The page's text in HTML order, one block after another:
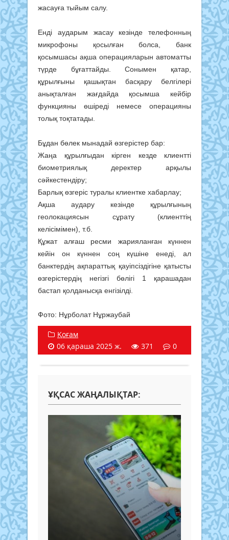
жасауға тыйым салу.
Енді аударым жасау кезінде телефонның
микрофоны қосылған болса, банк
қосымшасы ақша операцияларын автоматты
түрде бұғаттайды. Сонымен қатар,
құрылғыны қашықтан басқару белгілері
анықталған жағдайда қосымша кейбір
функцияны өшіреді немесе операцияны
толық тоқтатады.
Бұдан бөлек мынадай өзгерістер бар:
Жаңа құрылғыдан кірген кезде клиентті
биометриялық деректер арқылы
сәйкестендіру;
Барлық өзгеріс туралы клиентке хабарлау;
Ақша аудару кезінде құрылғының
геолокациясын сұрату (клиенттің
келісімімен), т.б.
Құжат алғаш ресми жарияланған күннен
кейін он күннен соң күшіне енеді, ал
банктердің ақпараттық қауіпсіздігіне қатысты
өзгерістердің негізгі бөлігі 1 қарашадан
бастап қолданысқа енгізілді.
Фото: Нұрболат Нұржаубай
Қоғам
06 қараша 2025 ж.
371 0
ҰҚСАС ЖАҢАЛЫҚТАР: